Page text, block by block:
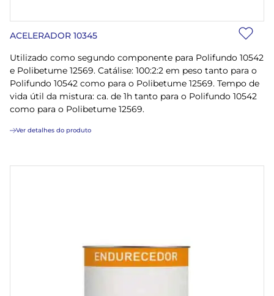
ACELERADOR 10345
Utilizado como segundo componente para Polifundo 10542
e Polibetume 12569. Catálise: 100:2:2 em peso tanto para o
Polifundo 10542 como para o Polibetume 12569. Tempo de
vida útil da mistura: ca. de 1h tanto para o Polifundo 10542
como para o Polibetume 12569.
Ver detalhes do produto